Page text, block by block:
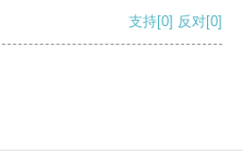
支持[0] 反对[0]